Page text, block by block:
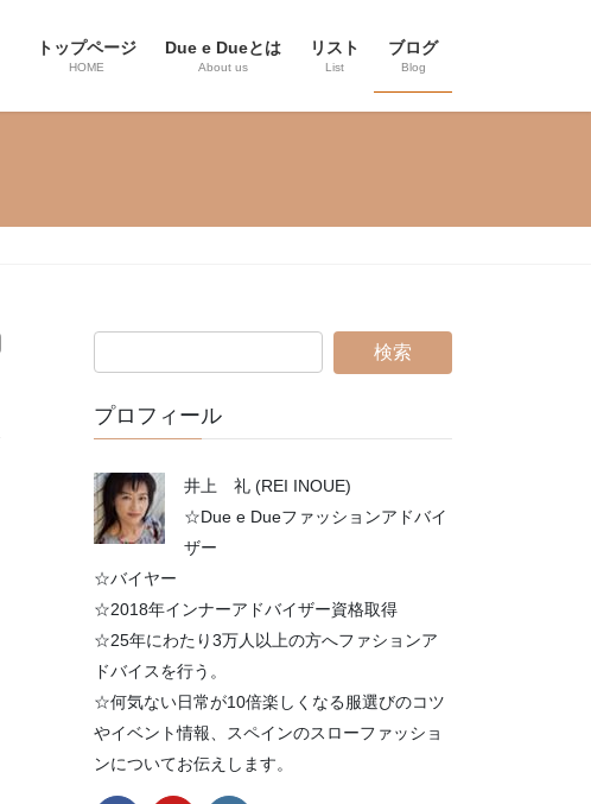
トップページ
HOME
Due e Dueとは
About us
リスト
List
ブログ
Blog
プロフィール
井上 礼 (REI INOUE)
☆Due e Dueファッションアドバイ
ザー
☆バイヤー
☆2018年インナーアドバイザー資格取得
☆25年にわたり3万人以上の方へファションア
ドバイスを行う。
☆何気ない日常が10倍楽しくなる服選びのコツ
やイベント情報、スペインのスローファッショ
ンについてお伝えします。